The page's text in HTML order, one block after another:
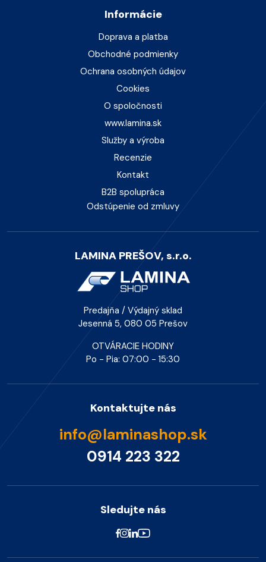
Informácie
Doprava a platba
Obchodné podmienky
Ochrana osobných údajov
Cookies
O spoločnosti
www.lamina.sk
Služby a výroba
Recenzie
Kontakt
B2B spolupráca
Odstúpenie od zmluvy
LAMINA PREŠOV, s.r.o.
Predajňa / Výdajný sklad
Jesenná 5, 080 05 Prešov
OTVÁRACIE HODINY
Po - Pia: 07:00 - 15:30
Kontaktujte nás
info@laminashop.sk
0914 223 322
Sledujte nás